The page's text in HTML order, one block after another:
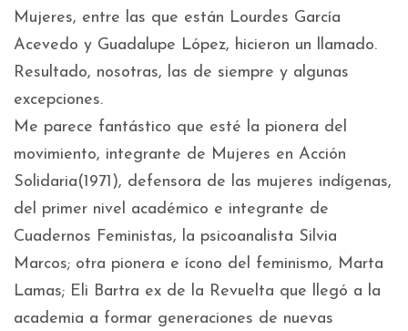
Mujeres, entre las que están Lourdes García
Acevedo y Guadalupe López, hicieron un llamado.
Resultado, nosotras, las de siempre y algunas
excepciones.
Me parece fantástico que esté la pionera del
movimiento, integrante de Mujeres en Acción
Solidaria(1971), defensora de las mujeres indígenas,
del primer nivel académico e integrante de
Cuadernos Feministas, la psicoanalista Silvia
Marcos; otra pionera e ícono del feminismo, Marta
Lamas; Eli Bartra ex de la Revuelta que llegó a la
academia a formar generaciones de nuevas